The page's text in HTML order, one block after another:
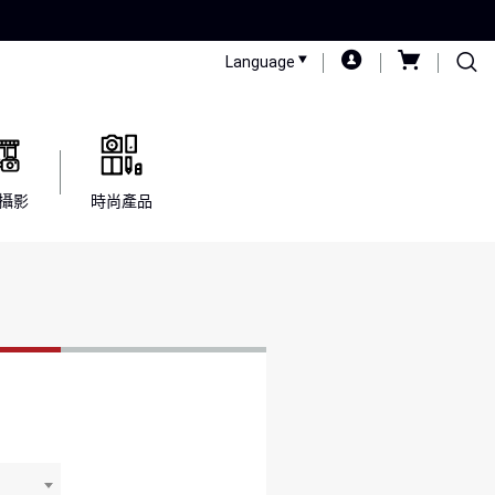
Language
影 時尚產品